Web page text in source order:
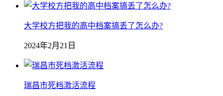
大学校方把我的高中档案搞丢了怎么办?
2024年2月21日
瑞昌市死档激活流程